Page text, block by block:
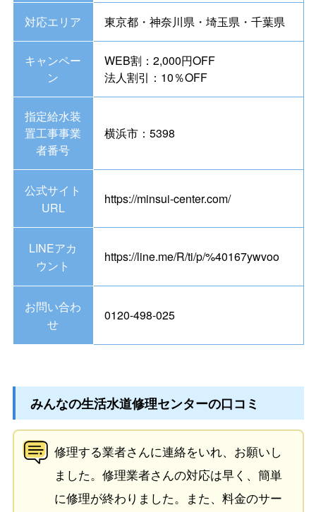
対応エリア 東京都・神奈川県・埼玉県・千葉県
キャンペー
ン
WEB割：2,000円OFF
法人割引：10％OFF
指定給水装
置工事事業
者番号
横浜市：5398
公式サイト
URL
https://minsui-center.com/
LINEアカ
ウント
https://line.me/R/ti/p/%40167ywvoo
お問い合わ
せ
0120-498-025
みんなの生活水道修理センターの口コミ
修理する業者さんに連絡をいれ、お願いし
ました。修理業者さんの対応は早く、簡単
に修理が終わりました。また、料金のサー